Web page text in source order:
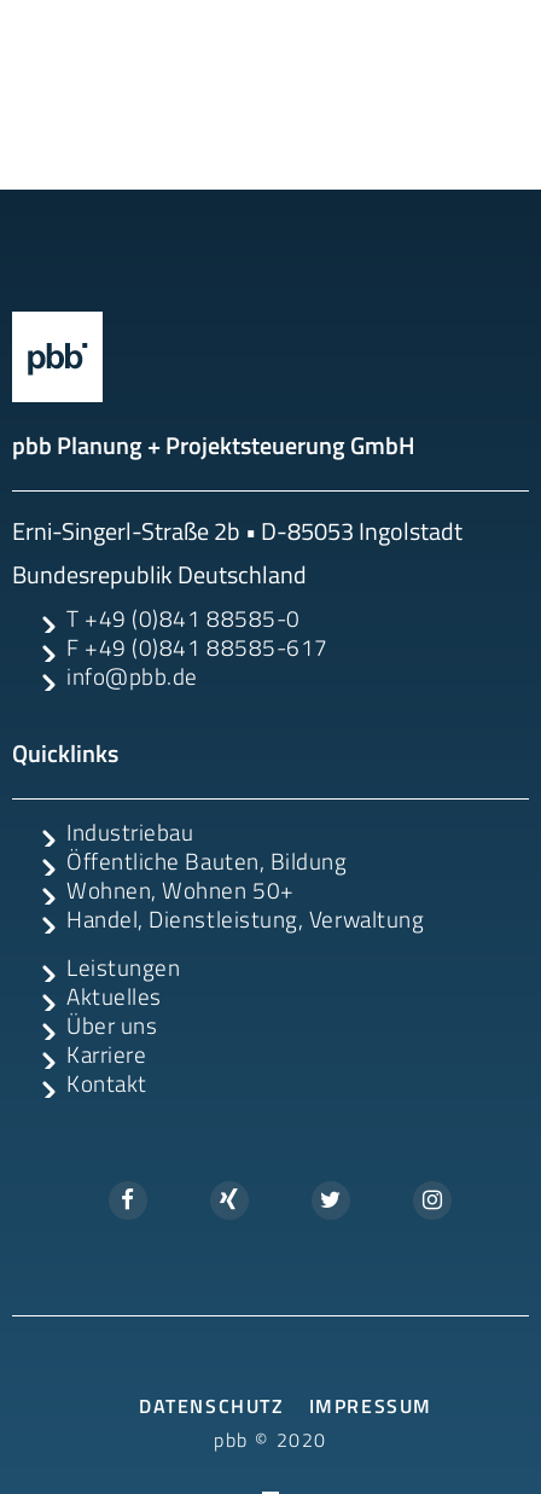
pbb Planung + Projektsteuerung GmbH
Erni-Singerl-Straße 2b • D-85053Ingolstadt
Bundesrepublik Deutschland
T +49 (0)841 88585-0
F +49 (0)841 88585-617
info@pbb.de
Quicklinks
Industriebau
Öffentliche Bauten, Bildung
Wohnen, Wohnen 50+
Handel, Dienstleistung, Verwaltung
Leistungen
Aktuelles
Über uns
Karriere
Kontakt
DATENSCHUTZ
IMPRESSUM
pbb © 2020